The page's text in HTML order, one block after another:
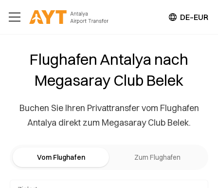
DE–EUR
Flughafen Antalya nach
Megasaray Club Belek
Buchen Sie Ihren Privattransfer vom Flughafen
Antalya direkt zum Megasaray Club Belek.
Vom Flughafen Zum Flughafen